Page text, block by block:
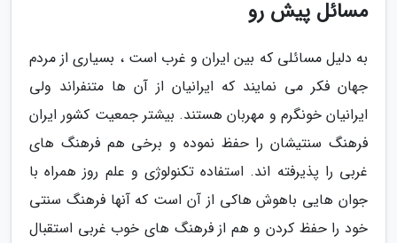
مسائل پیش رو
به دلیل مسائلی که بین ایران و غرب است ، بسیاری از مردم
جهان فکر می نمایند که ایرانیان از آن ها متنفراند ولی
ایرانیان خونگرم و مهربان هستند. بیشتر جمعیت کشور ایران
فرهنگ سنتیشان را حفظ نموده و برخی هم فرهنگ های
غربی را پذیرفته اند. استفاده تکنولوژی و علم روز همراه با
جوان هایی باهوش هاکی از آن است که آنها فرهنگ سنتی
خود را حفظ کردن و هم از فرهنگ های خوب غربی استقبال